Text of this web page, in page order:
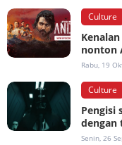
Culture
nonton
Rabu, 19
Culture
Pengisi
dengan
Senin, 26